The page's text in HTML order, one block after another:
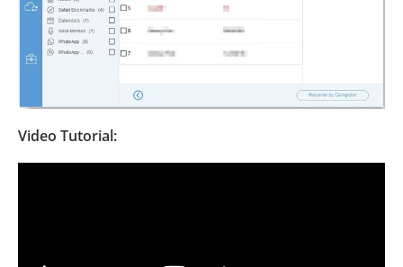
Video Tutorial: